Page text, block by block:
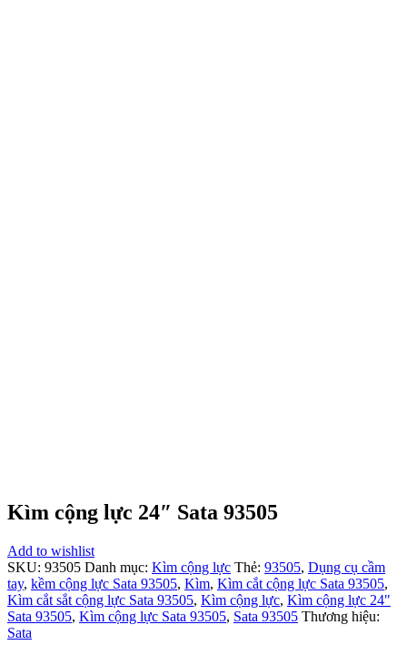
Kìm cộng lực 24″ Sata 93505
Add to wishlist
SKU: 93505 Danh mục: Kìm cộng lực Thẻ: 93505, Dụng cụ cầm
tay, kềm cộng lực Sata 93505, Kìm, Kìm cắt cộng lực Sata 93505,
Kìm cắt sắt cộng lực Sata 93505, Kìm cộng lực, Kìm cộng lực 24"
Sata 93505, Kìm cộng lực Sata 93505, Sata 93505 Thương hiệu:
Sata